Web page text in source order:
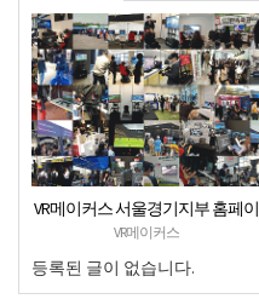
VR메이커스 서울경기지부 홈페이
지 오픈
VR메이커스
등록된 글이 없습니다.